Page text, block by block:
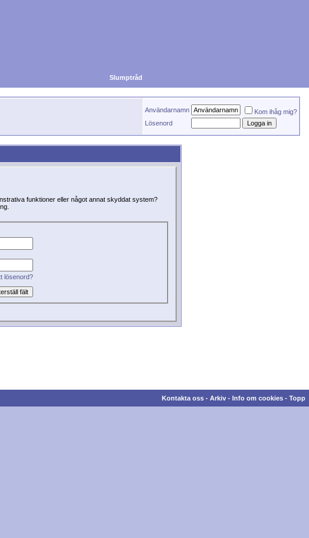
Slumptråd
Användarnamn
Kom ihåg mig?
Lösenord
funktioner eller något annat skyddat system?
lösenord?
Kontakta oss - Arkiv - Info om cookies - Topp